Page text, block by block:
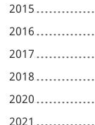
2015
2016
2017
2018
2020
2021